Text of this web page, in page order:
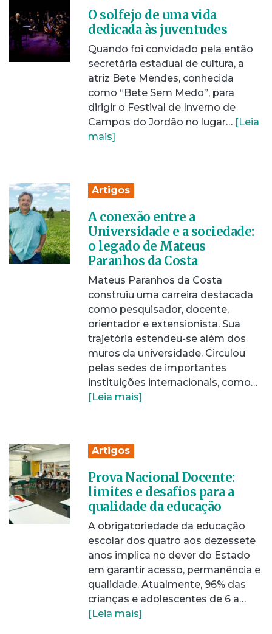
O solfejo de uma vida
dedicada às juventudes
Quando foi convidado pela então
secretária estadual de cultura, a
atriz Bete Mendes, conhecida
como “Bete Sem Medo”, para
dirigir o Festival de Inverno de
Campos do Jordão no lugar… [Leia
mais]
Artigos
A conexão entre a
Universidade e a sociedade:
o legado de Mateus
Paranhos da Costa
Mateus Paranhos da Costa
construiu uma carreira destacada
como pesquisador, docente,
orientador e extensionista. Sua
trajetória estendeu-se além dos
muros da universidade. Circulou
pelas sedes de importantes
instituições internacionais, como…
[Leia mais]
Artigos
Prova Nacional Docente:
limites e desafios para a
qualidade da educação
A obrigatoriedade da educação
escolar dos quatro aos dezessete
anos implica no dever do Estado
em garantir acesso, permanência e
qualidade. Atualmente, 96% das
crianças e adolescentes de 6 a…
[Leia mais]